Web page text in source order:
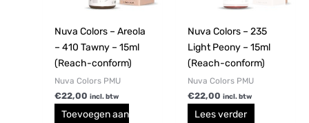
Nuva Colors – Areola
– 410 Tawny – 15ml
(Reach-conform)
Nuva Colors PMU
€22,00 incl. btw
Toevoegen aan
Nuva Colors – 235
Light Peony – 15ml
(Reach-conform)
Nuva Colors PMU
€22,00 incl. btw
Lees verder